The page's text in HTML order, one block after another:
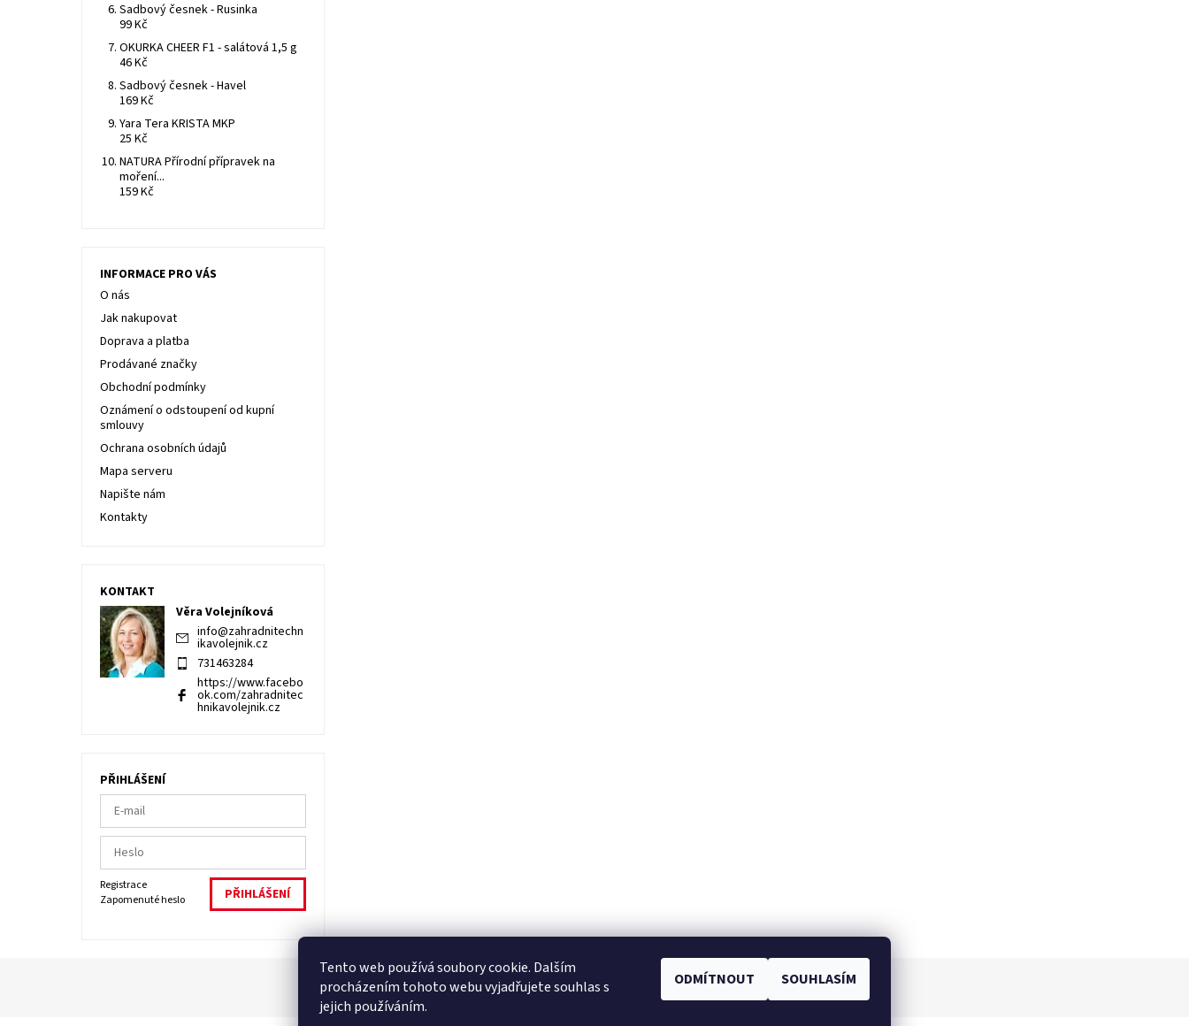
Sadbový česnek - Rusinka
99 Kč
OKURKA CHEER F1 - salátová 1,5 g
46 Kč
Sadbový česnek - Havel
169 Kč
Yara Tera KRISTA MKP
25 Kč
NATURA Přírodní přípravek na
moření...
159 Kč
INFORMACE PRO VÁS
O nás
Jak nakupovat
Doprava a platba
Prodávané značky
Obchodní podmínky
Oznámení o odstoupení od kupní
smlouvy
Ochrana osobních údajů
Mapa serveru
Napište nám
Kontakty
KONTAKT
Věra Volejníková
info@zahradnitechn
ikavolejnik.cz
731463284
https://www.facebo
ok.com/zahradnitec
hnikavolejnik.cz
PŘIHLÁŠENÍ
Registrace
Zapomenuté heslo
Facebook | Heureka.cz Zboží.cz
Tento web používá soubory cookie. Dalším
procházením tohoto webu vyjadřujete souhlas s
jejich používáním.
ODMÍTNOUT SOUHLASÍM